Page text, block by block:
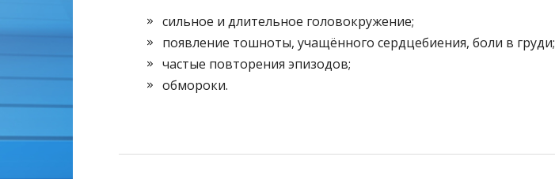
сильное и длительное головокружение;
появление тошноты, учащённого сердцебиения, боли в груди;
частые повторения эпизодов;
обмороки.